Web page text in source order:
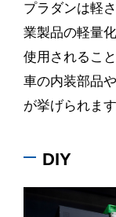
プラダンは軽
業製品の軽量
使用されるこ
車の内装部品
が挙げられます
DIY